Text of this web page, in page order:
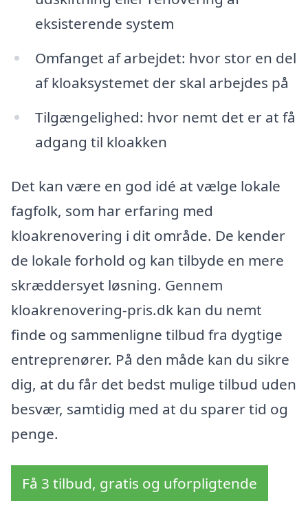
eksisterende system
Omfanget af arbejdet: hvor stor en del
af kloaksystemet der skal arbejdes på
Tilgængelighed: hvor nemt det er at få
adgang til kloakken
Det kan være en god idé at vælge lokale
fagfolk, som har erfaring med
kloakrenovering i dit område. De kender
de lokale forhold og kan tilbyde en mere
skræddersyet løsning. Gennem
kloakrenovering-pris.dk kan du nemt
finde og sammenligne tilbud fra dygtige
entreprenører. På den måde kan du sikre
dig, at du får det bedst mulige tilbud uden
besvær, samtidig med at du sparer tid og
penge.
Få 3 tilbud, gratis og uforpligtende